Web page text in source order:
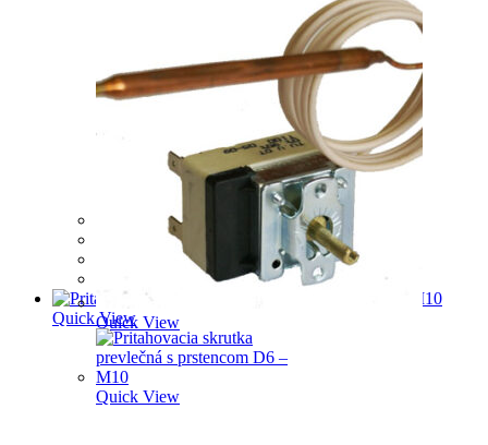
Quick View
REGULAČNÝ TERMOSTAT 0-90°C 0,9M
Pridať do košíka
Quick View
Quick View